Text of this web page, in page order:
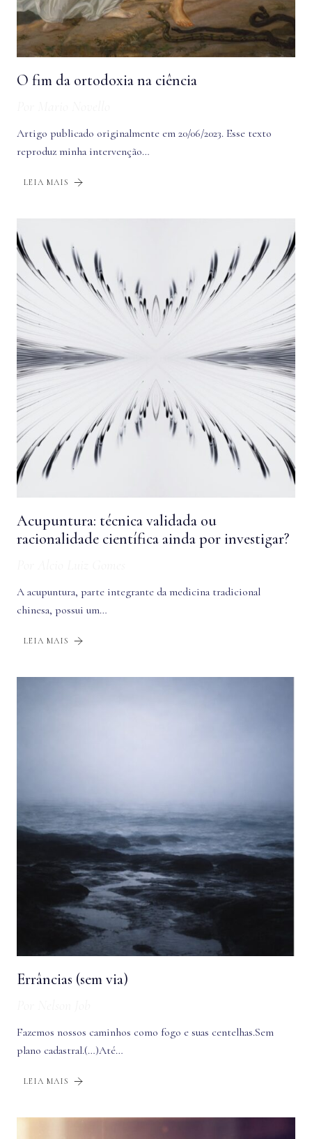
O fim da ortodoxia na ciência
Artigo publicado originalmente em 20/06/2023. Esse texto
reproduz minha intervenção…
LEIA MAIS
Acupuntura: técnica validada ou
racionalidade científica ainda por investigar?
A acupuntura, parte integrante da medicina tradicional
chinesa, possui um…
LEIA MAIS
Errâncias (sem via)
Fazemos nossos caminhos como fogo e suas centelhas.Sem
plano cadastral.(…)Até…
LEIA MAIS